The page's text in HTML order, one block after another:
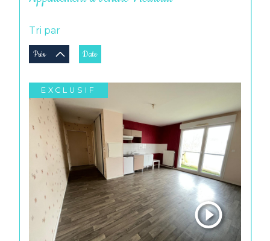
Tri par
Prix Date
EXCLUSIF